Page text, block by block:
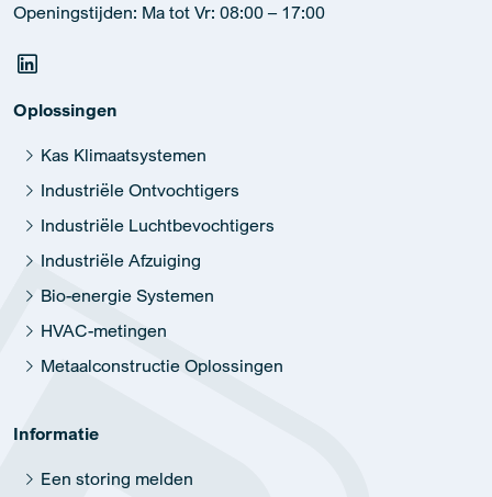
Openingstijden: Ma tot Vr: 08:00 – 17:00
Oplossingen
Kas Klimaatsystemen
Industriële Ontvochtigers
Industriële Luchtbevochtigers
Industriële Afzuiging
Bio-energie Systemen
HVAC-metingen
Metaalconstructie Oplossingen
Informatie
Een storing melden